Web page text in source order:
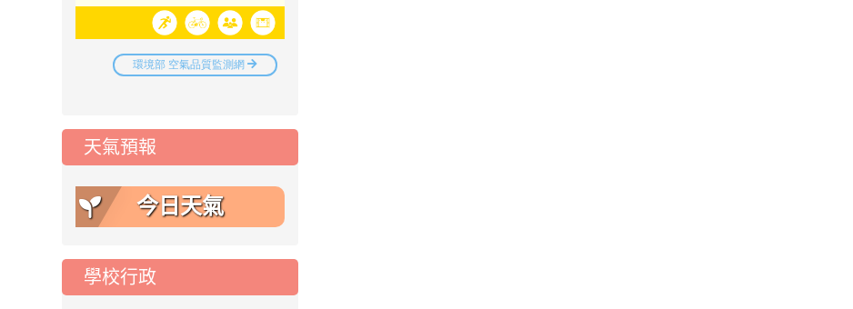
天氣預報
今日天氣
學校行政